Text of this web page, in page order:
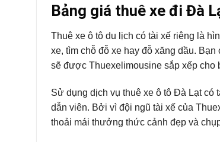
Bảng giá thuê xe đi Đà
Thuê xe ô tô du lịch có tài xế riêng là
xe, tìm chỗ đỗ xe hay đỗ xăng dầu.
sẽ được Thuexelimousine sắp xếp cho
Sử dụng dịch vụ thuê xe ô tô Đà Lạt có
dẫn viên. Bởi vì đội ngũ tài xế của
thoải mái thưởng thức cảnh đẹp và